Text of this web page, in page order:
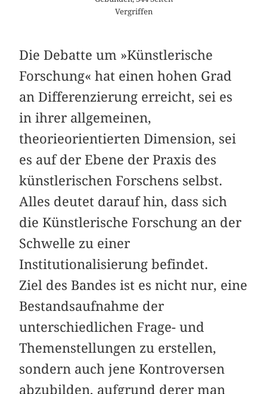
Vergriffen
Die Debatte um »Künstlerische
Forschung« hat einen hohen Grad
an Differenzierung erreicht, sei es
in ihrer allgemeinen,
theorieorientierten Dimension, sei
es auf der Ebene der Praxis des
künstlerischen Forschens selbst.
Alles deutet darauf hin, dass sich
die Künstlerische Forschung an der
Schwelle zu einer
Institutionalisierung befindet.
Ziel des Bandes ist es nicht nur, eine
Bestandsaufnahme der
unterschiedlichen Frage- und
Themenstellungen zu erstellen,
sondern auch jene Kontroversen
abzubilden, aufgrund derer man